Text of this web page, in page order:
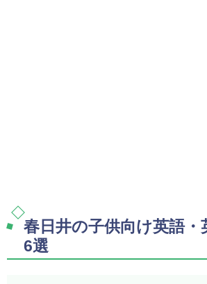
春日井の子供向け英語・
6選